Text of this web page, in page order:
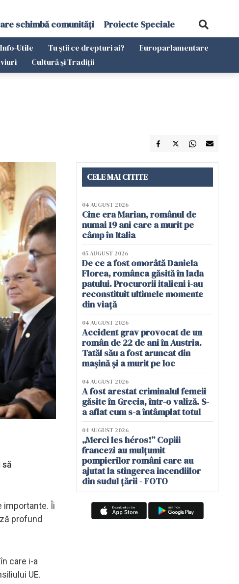
schimbă comunități Proiecte Speciale
Info-Utile Tu știi ce drepturi ai?
Europarlamentare
Cultură și Tradiții
să
importante. Îi
profund
care i-a
UE.
CELE MAI CITITE
04 AUGUST 2026
Cine era Marian, românul de
numai 19 ani care a murit pe
câmp în Italia
05 AUGUST 2026
De ce a fost omorâtă Daniela
Florea, românca găsită în lada
patului. Procurorii italieni i-au
reconstituit ultimele momente
din viață
04 AUGUST 2026
Accident grav provocat de un
român de 22 de ani în Austria.
Tatăl său a fost aruncat din
mașină și a murit pe loc
04 AUGUST 2026
A fost arestat criminalul femeii
găsite în Grecia, într-o valiză. S-
a aflat cum s-a întâmplat totul
04 AUGUST 2026
„Merci les héros!” Copiii
francezi au mulțumit
pompierilor români care au
ajutat la stingerea incendiilor
din sudul țării - FOTO